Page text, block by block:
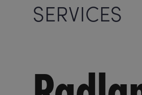
SERVICES